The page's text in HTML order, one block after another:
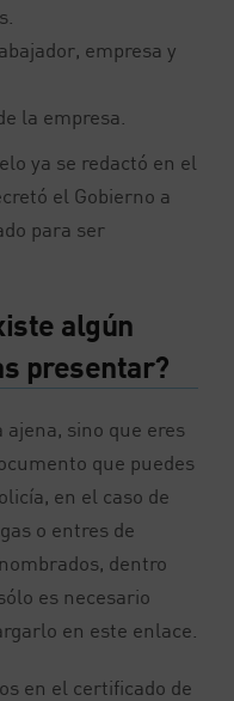
empresa y
la empresa.
ya se redactó en el
el Gobierno a
para ser
algún
presentar?
sino que eres
que puedes
en el caso de
o entres de
dentro
es necesario
en este enlace.
en el certificado de